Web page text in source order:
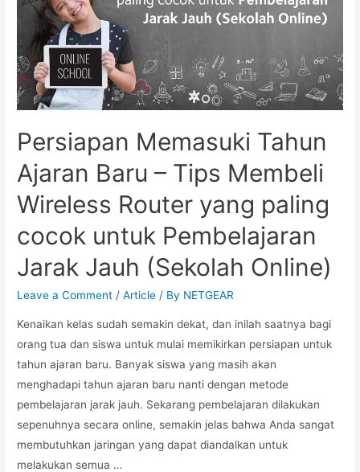
Persiapan Memasuki Tahun
Ajaran Baru – Tips Membeli
Wireless Router yang paling
cocok untuk Pembelajaran
Jarak Jauh (Sekolah Online)
Leave a Comment /Article / By NETGEAR
Kenaikan kelas sudah semakin dekat, dan inilah saatnya bagi
orang tua dan siswa untuk mulai memikirkan persiapan untuk
tahun ajaran baru. Banyak siswa yang masih akan
menghadapi tahun ajaran baru nanti dengan metode
pembelajaran jarak jauh. Sekarang pembelajaran dilakukan
sepenuhnya secara online, semakin jelas bahwa Anda sangat
membutuhkan jaringan yang dapat diandalkan untuk
melakukan semua …